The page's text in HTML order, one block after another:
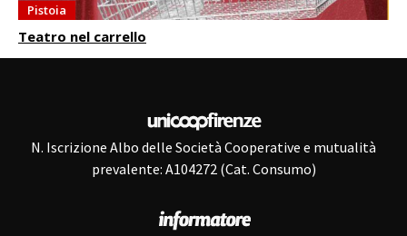
Pistoia
Teatro nel carrello
N. Iscrizione Albo delle Società Cooperative e mutualità
prevalente: A104272 (Cat. Consumo)